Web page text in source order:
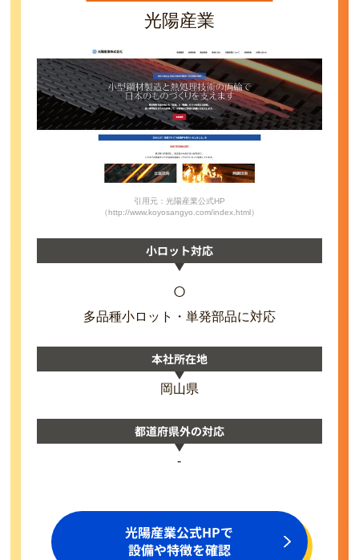
光陽産業
引用元：光陽産業公式HP
（http://www.koyosangyo.com/index.html）
小ロット対応
○
多品種小ロット・単発部品に対応
本社所在地
岡山県
都道府県外の対応
-
光陽産業公式HPで
設備や特徴を確認